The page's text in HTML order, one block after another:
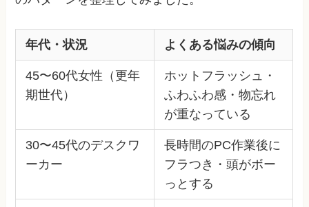
年代・状況 よくある悩みの傾向
45〜60代女性（更年
期世代）
ホットフラッシュ・
ふわふわ感・物忘れ
が重なっている
30〜45代のデスクワ
ーカー
長時間のPC作業後に
フラつき・頭がボー
っとする